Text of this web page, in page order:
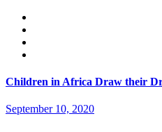
Children in Africa Draw their
September 10, 2020